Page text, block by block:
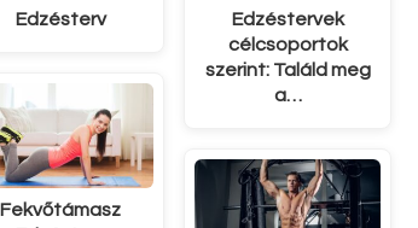
Edzésterv
Fekvőtámasz
Edzéstervek
célcsoportok
szerint: Találd meg
a…